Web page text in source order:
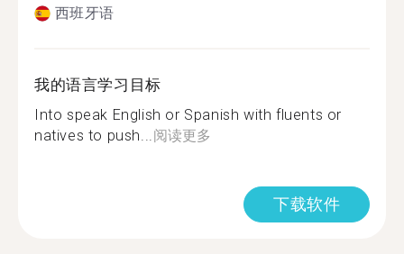
西班牙语
我的语言学习目标
Into speak English or Spanish with fluents or
natives to push...阅读更多
下载软件